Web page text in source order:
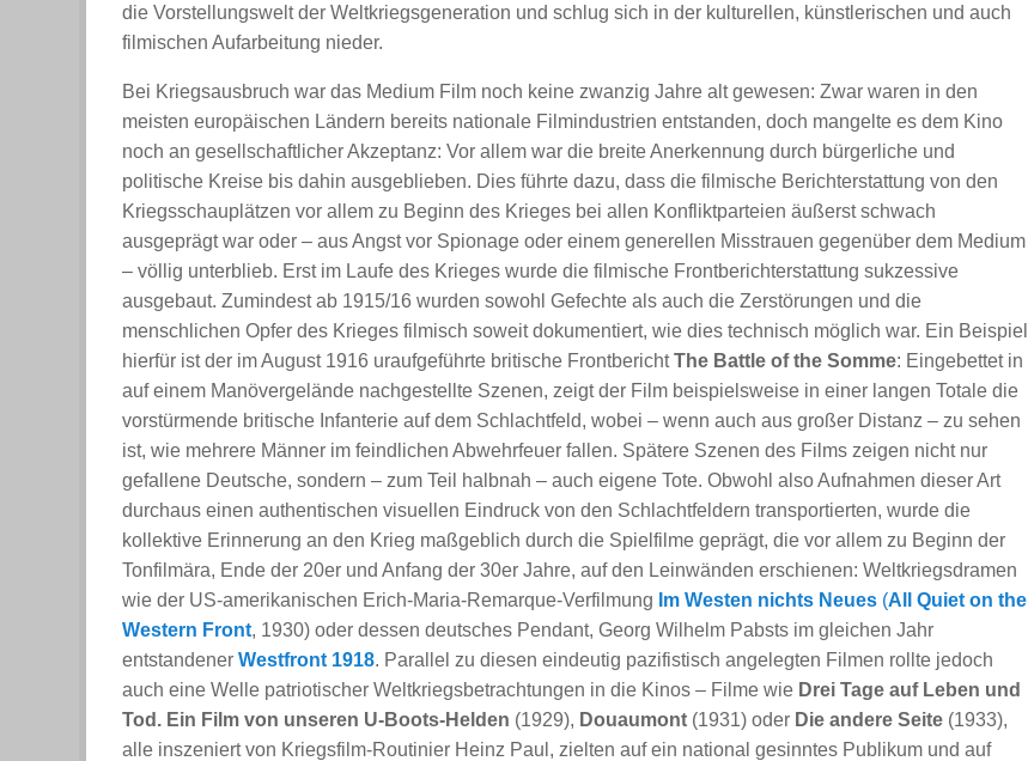
die Vorstellungswelt der Weltkriegsgeneration und schlug sich in der kulturellen, künstlerischen und auch
filmischen Aufarbeitung nieder.
Bei Kriegsausbruch war das Medium Film noch keine zwanzig Jahre alt gewesen: Zwar waren in den
meisten europäischen Ländern bereits nationale Filmindustrien entstanden, doch mangelte es dem Kino
noch an gesellschaftlicher Akzeptanz: Vor allem war die breite Anerkennung durch bürgerliche und
politische Kreise bis dahin ausgeblieben. Dies führte dazu, dass die filmische Berichterstattung von den
Kriegsschauplätzen vor allem zu Beginn des Krieges bei allen Konfliktparteien äußerst schwach
ausgeprägt war oder – aus Angst vor Spionage oder einem generellen Misstrauen gegenüber dem Medium
– völlig unterblieb. Erst im Laufe des Krieges wurde die filmische Frontberichterstattung sukzessive
ausgebaut. Zumindest ab 1915/16 wurden sowohl Gefechte als auch die Zerstörungen und die
menschlichen Opfer des Krieges filmisch soweit dokumentiert, wie dies technisch möglich war. Ein Beispiel
hierfür ist der im August 1916 uraufgeführte britische FrontberichtThe Battle of the Somme: Eingebettet in
auf einem Manövergelände nachgestellte Szenen, zeigt der Film beispielsweise in einer langen Totale die
vorstürmende britische Infanterie auf dem Schlachtfeld, wobei – wenn auch aus großer Distanz – zu sehen
ist, wie mehrere Männer im feindlichen Abwehrfeuer fallen. Spätere Szenen des Films zeigen nicht nur
gefallene Deutsche, sondern – zum Teil halbnah – auch eigene Tote. Obwohl also Aufnahmen dieser Art
durchaus einen authentischen visuellen Eindruck von den Schlachtfeldern transportierten, wurde die
kollektive Erinnerung an den Krieg maßgeblich durch die Spielfilme geprägt, die vor allem zu Beginn der
Tonfilmära, Ende der 20er und Anfang der 30er Jahre, auf den Leinwänden erschienen: Weltkriegsdramen
wie der US-amerikanischen Erich-Maria-Remarque-Verfilmung Im Westen nichts Neues (All Quiet on the
Western Front, 1930) oder dessen deutsches Pendant, Georg Wilhelm Pabsts im gleichen Jahr
entstandener Westfront 1918. Parallel zu diesen eindeutig pazifistisch angelegten Filmen rollte jedoch
auch eine Welle patriotischer Weltkriegsbetrachtungen in die Kinos – Filme wie Drei Tage auf Leben und
Tod. Ein Film von unseren U-Boots-Helden (1929), Douaumont (1931) oder Die andere Seite (1933),
alle inszeniert von Kriegsfilm-Routinier Heinz Paul, zielten auf ein national gesinntes Publikum und auf